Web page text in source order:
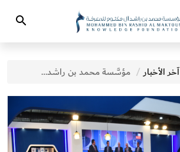
Search
آخر الأخبار مؤسَّسة محمد بن راشد آل مكتوم للمعرفة تبدأ فعاليات مشاركتها في معرض القاهرة الدولي للكتاب 2025 ببرنامج حافل بالجلسات وورش العمل